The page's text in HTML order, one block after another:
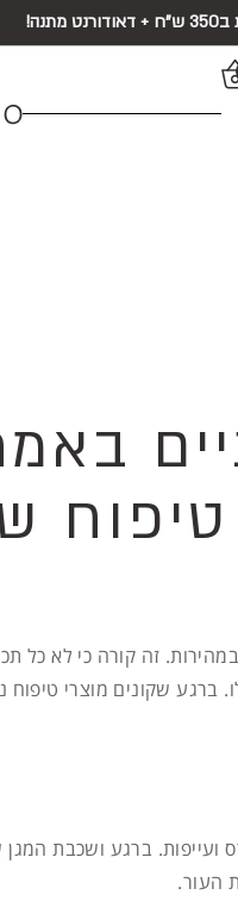
זה קורה כי לא
שקונים מוצרי טיפוח
ברגע ושכבת
העור.